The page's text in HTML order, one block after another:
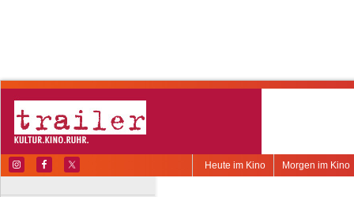
Morgen im Kino
Heute im Kino